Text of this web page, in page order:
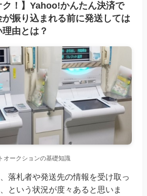
ク！】Yahoo!かんたん決済で
が振り込まれる前に発送しては
由とは？
オークションの基礎知識
落札者や発送先の情報を受け取っ
という状況が度々あると思いま